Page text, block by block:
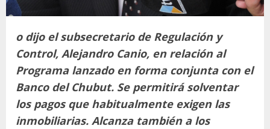
o dijo el subsecretario de Regulación y
Control, Alejandro Canio, en relación al
Programa lanzado en forma conjunta con el
Banco del Chubut. Se permitirá solventar
los pagos que habitualmente exigen las
inmobiliarias. Alcanza también a los